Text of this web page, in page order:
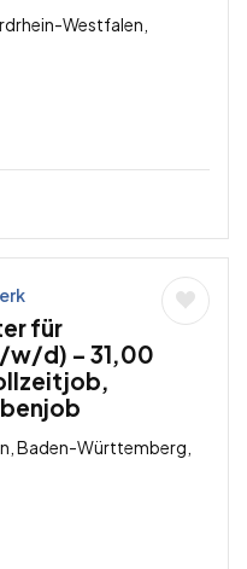
Westfalen,
für
w/d) – 31,00
Baden-Württemberg,